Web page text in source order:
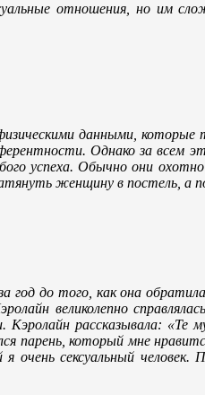
отношения, но им
данными,
Однако за всем
успеха. Обычно они
женщину в постель, а
до того, как она
великолепно
Кэролайн рассказывала:
парень, который мне
сексуальный